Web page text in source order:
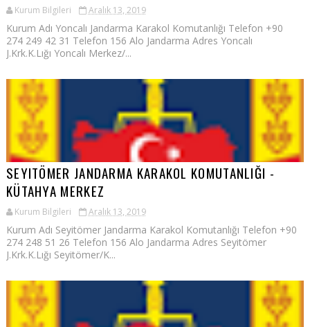
Kurum Bilgileri Aralık 13, 2019
Kurum Adı Yoncalı Jandarma Karakol Komutanlığı Telefon +90
274 249 42 31 Telefon 156 Alo Jandarma Adres Yoncalı
J.Krk.K.Lığı Yoncalı Merkez/...
SEYITÖMER JANDARMA KARAKOL KOMUTANLIĞI -
KÜTAHYA MERKEZ
Kurum Bilgileri Aralık 13, 2019
Kurum Adı Seyitömer Jandarma Karakol Komutanlığı Telefon +90
274 248 51 26 Telefon 156 Alo Jandarma Adres Seyitömer
J.Krk.K.Lığı Seyitömer/K...